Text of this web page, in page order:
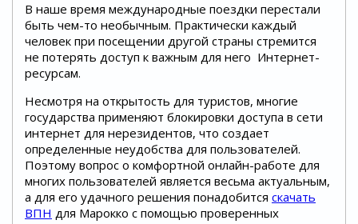
В наше время международные поездки перестали
быть чем-то необычным. Практически каждый
человек при посещении другой страны стремится
не потерять доступ к важным для него Интернет-
ресурсам.
Несмотря на открытость для туристов, многие
государства применяют блокировки доступа в сети
интернет для нерезидентов, что создает
определенные неудобства для пользователей.
Поэтому вопрос о комфортной онлайн-работе для
многих пользователей является весьма актуальным,
а для его удачного решения понадобится скачать
ВПН для Марокко с помощью проверенных